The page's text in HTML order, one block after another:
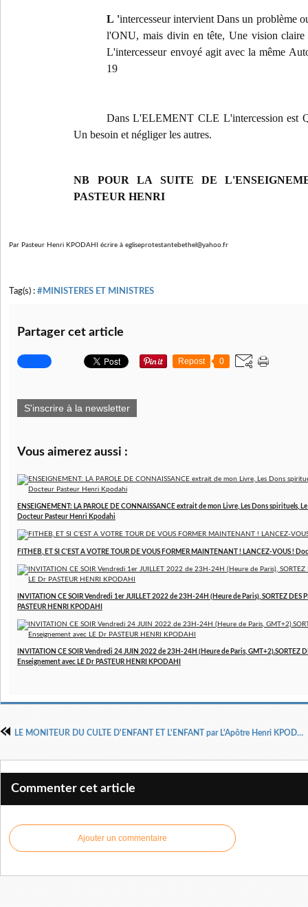
L 'intercesseur intervient Dans un problème
l'ONU, mais divin en tête, Une vision claire
L'intercesseur envoyé agit avec la même
19
Dans L'ELEMENT CLE L'intercession est
Un besoin et négliger les autres.
NB POUR LA SUITE DE
PASTEUR HENRI
Par Pasteur Henri KPODAHI écrire à egliseprotestantebethel@yahoo.fr
Tag(s) : #MINISTERES ET MINISTRES
Partager cet article
Repost 0
S'inscrire à la newsletter
Vous aimerez aussi :
ENSEIGNEMENT: LA PAROLE DE CONNAISSANCE extrait de mon Livre, Les Dons spirituels,
Docteur Pasteur Henri Kpodahi
FITHEB, ET SI C'EST A VOTRE TOUR DE VOUS FORMER MAINTENANT ! LANCEZ-VOUS !
INVITATION CE SOIR Vendredi 1er JUILLET 2022 de 23H-24H (Heure de Paris), SORTEZ DES
PASTEUR HENRI KPODAHI
INVITATION CE SOIR Vendredi 24 JUIN 2022 de 23H-24H (Heure de Paris, GMT+2).SORTEZ
Enseignement avec LE Dr PASTEUR HENRI KPODAHI
LE MONITEUR DU CULTE D'ENFANT ET L'ENFANT par L'Apôtre Henri KPODAHI
Commenter cet article
Ajouter un commentaire